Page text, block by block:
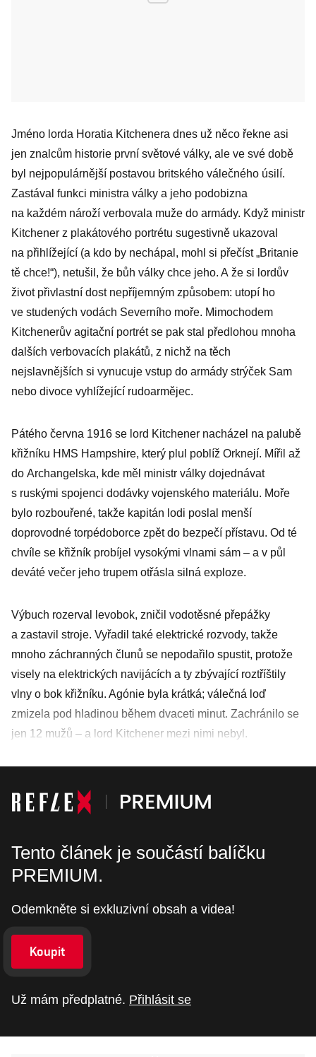
Jméno lorda Horatia Kitchenera dnes už něco řekne asi
jen znalcům historie ­první světové války, ale ve své době
byl nejpopulárnější postavou britského válečného úsilí.
Zastával funkci ministra války a jeho podobizna
na každém nároží verbovala muže do armády. Když ministr
Kitchener z plakátového portrétu sugestivně ukazoval
na přihlížející (a kdo by nechápal, mohl si přečíst „Britanie
tě chce!“), netušil, že bůh války chce jeho. A že si lordův
život přivlastní dost nepříjemným způsobem: utopí ho
ve studených vodách Severního moře. Mimochodem
Kitchenerův agitační portrét se pak stal předlohou mnoha
dalších verbovacích plakátů, z nichž na těch
nejslavnějších si vynucuje vstup do armády strýček Sam
nebo divoce vyhlížející rudoarmějec.
Pátého června 1916 se lord Kitchener nacházel na palubě
křižníku HMS Hampshire, který plul poblíž Orknejí. Mířil až
do Archangelska, kde měl ministr války dojednávat
s ruskými spojenci dodávky vojenského materiálu. Moře
bylo rozbouřené, takže kapitán lodi poslal menší
doprovodné torpédoborce zpět do bezpečí přístavu. Od té
chvíle se křižník probíjel vysokými vlnami sám – a v půl
deváté večer jeho trupem otřásla silná exploze.
Výbuch rozerval levobok, zničil vodotěsné přepážky
a zastavil stroje. Vyřadil také elektrické rozvody, takže
mnoho záchranných člunů se nepodařilo spustit, protože
visely na elektrických navijácích a ty zbývající roztříštily
vlny o bok křižníku. Agónie byla krátká; válečná loď
zmizela pod hladinou během dvaceti minut. Zachránilo se
jen 12 mužů – a lord Kitchener mezi nimi nebyl.
Tento článek je součástí balíčku
PREMIUM.
Odemkněte si exkluzivní obsah a videa!
Koupit
Už mám předplatné. Přihlásit se